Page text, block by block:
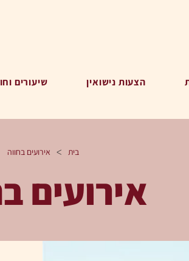
הצעות נישואין שיעורים
בית > אירועים בחווה
אירועים